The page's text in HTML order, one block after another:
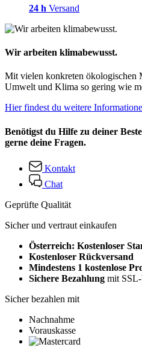
24 h Versand
Wir arbeiten klimabewusst.
Mit vielen konkreten ökologischen
Umwelt und Klima so gering wie
Hier findest du weitere
Benötigst du Hilfe zu deiner
gerne deine Fragen.
Kontakt
Chat
Geprüfte Qualität
Sicher und vertraut einkaufen
Österreich: Kostenloser
Kostenloser Rückversand
Mindestens 1 kostenlose
Sichere Bezahlung mit
Sicher bezahlen mit
Nachnahme
Vorauskasse